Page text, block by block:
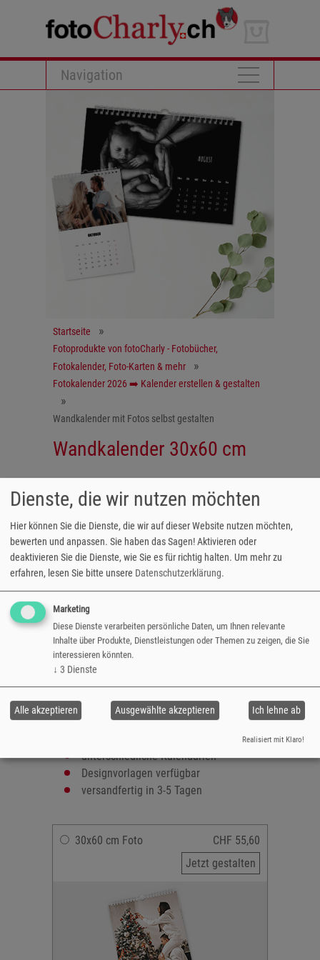
Navigation
Startseite
Fotoprodukte von fotoCharly - Fotobücher,
Fotokalender, Foto-Karten & mehr
Fotokalender 2026 ➡️ Kalender erstellen & gestalten
Wandkalender mit Fotos selbst gestalten
Wandkalender 30x60 cm
Kreativer XL-Streifenkalender
Der kreative Streifenkalender mit Ihren
Lieblingsfotos bietet Platz für Ihre schönsten
Fotos. Je nach gewähltem Kalendarium haben
Sie auch Platz, persönliche Termine
einzutragen. Auf Wunsch können diese direkt
in der kostenlosen Bestellsoftware eingefügt
werden.
Format: 30x60 cm
ausbelichtet auf echtem Fotopapier
Spiralbindung weiss
13 Seiten inklusive Titelseite
Startmonat und -jahr frei wählbar
unterschiedliche Kalendarien
Designvorlagen verfügbar
versandfertig in 3-5 Tagen
30x60 cm Foto
CHF 55,60
Jetzt gestalten
Dienste, die wir nutzen möchten
Hier können Sie die Dienste, die wir auf dieser Website nutzen möchten,
bewerten und anpassen. Sie haben das Sagen! Aktivieren oder
deaktivieren Sie die Dienste, wie Sie es für richtig halten. Um mehr zu
erfahren, lesen Sie bitte unsere Datenschutzerklärung.
Marketing
Diese Dienste verarbeiten persönliche Daten, um Ihnen relevante
Inhalte über Produkte, Dienstleistungen oder Themen zu zeigen, die Sie
interessieren könnten.
↓ 3 Dienste
Ich lehne ab
Ausgewählte akzeptieren
Alle akzeptieren
Realisiert mit Klaro!